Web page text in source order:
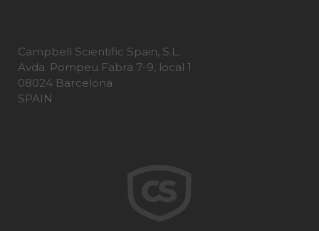
Campbell Scientific Spain, S.L.
Avda. Pompeu Fabra 7-9, local 1
08024 Barcelona
SPAIN